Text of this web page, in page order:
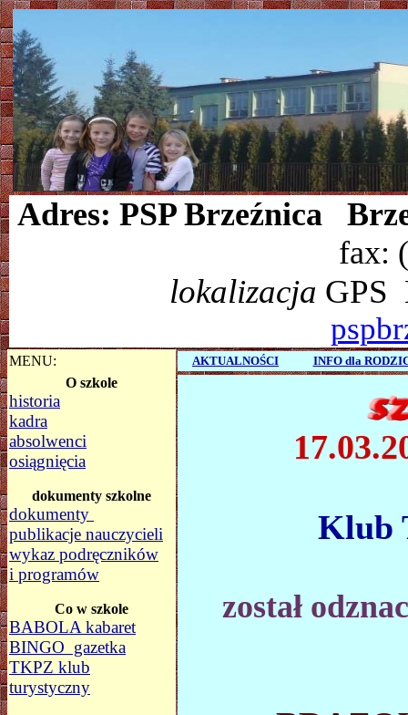
Adres: PSP Brzeźnica
fax:
lokalizacja GPS
MENU: AKTUALNOŚCI INFO dla
O szkole
historia
kadra
absolwenci
osiągnięcia
dokumenty szkolne
dokumenty
publikacje nauczycieli
wykaz podręczników
i programów
Co w szkole
BABOLA kabaret
BINGO gazetka
TKPZ klub
turystyczny
Klub
został